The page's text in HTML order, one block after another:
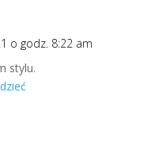
o godz. 8:22 am
stylu.